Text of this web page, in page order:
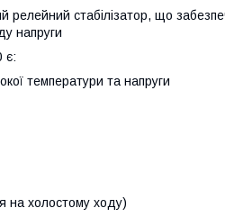
релейний стабілізатор, що
напруги
є:
температури та напруги
на холостому ходу)